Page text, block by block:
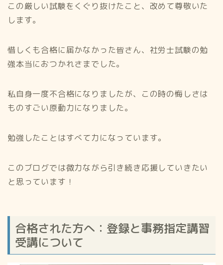
この厳しい試験をくぐり抜けたこと、改めて尊敬いた
します。
惜しくも合格に届かなかった皆さん、社労士試験の勉
強本当におつかれさまでした。
私自身一度不合格になりましたが、この時の悔しさは
ものすごい原動力になりました。
勉強したことはすべて力になっています。
このブログでは微力ながら引き続き応援していきたい
と思っています！
合格された方へ：登録と事務指定講習
受講について